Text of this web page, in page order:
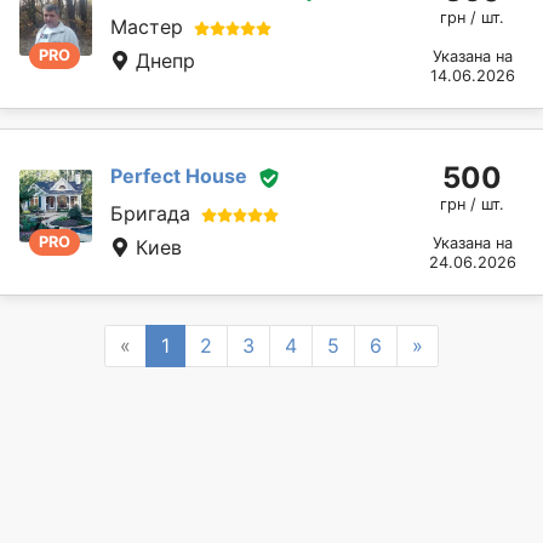
PRO
Мастер
Днепр
грн / шт.
Указана на
14.06.2026
PRO
Perfect House
Бригада
Киев
500
грн / шт.
Указана на
24.06.2026
« Previous
1 2 3 4 5 6 »